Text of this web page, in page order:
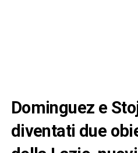
Dominguez e
diventati due